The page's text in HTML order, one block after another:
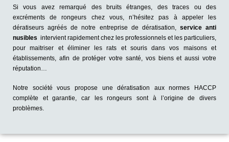
Si vous avez remarqué des bruits étranges, des traces ou des
excréments de rongeurs chez vous, n’hésitez pas à appeler les
dératiseurs agréés de notre entreprise de dératisation,service anti
nusibles intervient rapidement chez les professionnels et les particuliers,
pour maitriser et éliminer les rats et souris dans vos maisons et
établissements, afin de protéger votre santé, vos biens et aussi votre
réputation…
Notre société vous propose une dératisation aux normes HACCP
complète et garantie, car les rongeurs sont à l’origine de divers
problèmes.